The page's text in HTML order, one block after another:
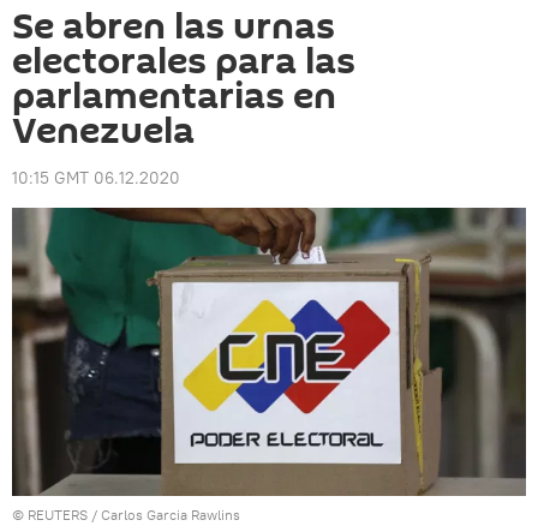
Se abren las urnas
electorales para las
parlamentarias en
Venezuela
10:15 GMT 06.12.2020
© REUTERS / Carlos Garcia Rawlins